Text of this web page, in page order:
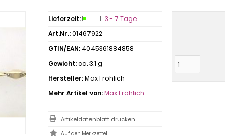
Lieferzeit:
3 - 7 Tage
Art.Nr.:01467922
GTIN/EAN: 4045361884858
Gewicht:ca. 3.1 g
Hersteller:Max Fröhlich
Mehr Artikel von:Max Fröhlich
Artikeldatenblatt drucken